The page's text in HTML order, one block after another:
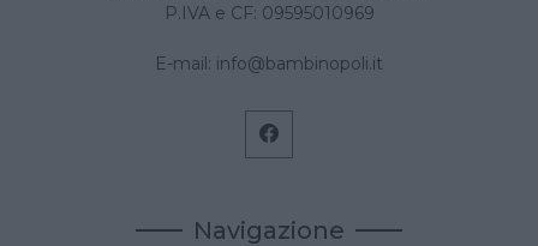
P.IVA e CF: 09595010969
E-mail: info@bambinopoli.it
Navigazione